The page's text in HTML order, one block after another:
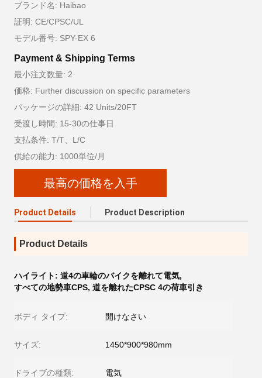
ブランド名: Haibao
証明: CE/CPSC/UL
モデル番号: SPY-EX 6
Payment & Shipping Terms
最小注文数量: 2
価格: Further discussion on specific parameters
パッケージの詳細: 42 Units/20FT
受渡し時間: 15-30の仕事日
支払条件: T/T、L/C
供給の能力: 1000単位/月
最高の価格を入手
Product Details Product Description
Product Details
ハイライト: 道4の車輪のバイクを離れて電気,
すべての地勢車CPS, 道を離れたCPSC 4の荷車引き
ボディ タイプ: 開けなさい
サイズ: 1450*900*980mm
ドライブの種類: 電気